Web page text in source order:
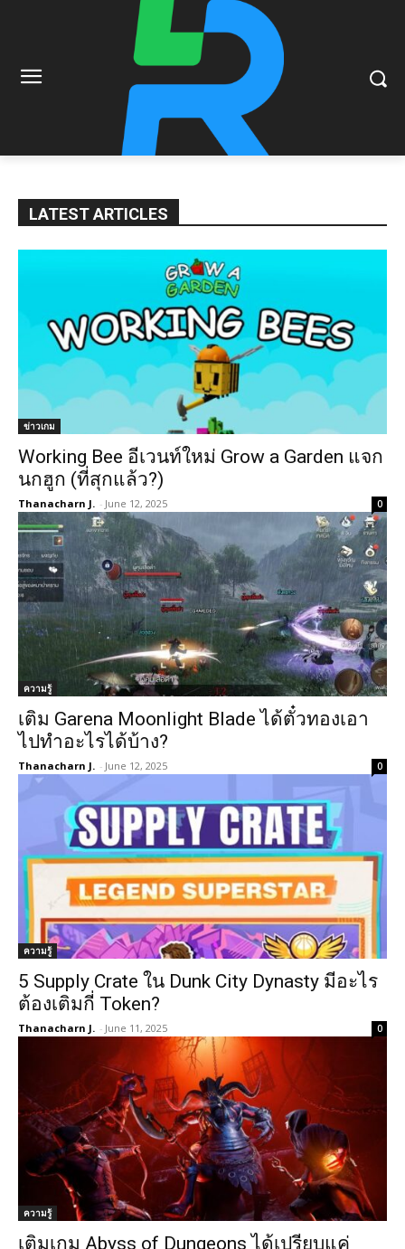
LATEST ARTICLES
ข่าวเกม
Working Bee อีเวนท์ใหม่ Grow a Garden แจก
นกฮูก (ที่สุกแล้ว?)
Thanacharn J. - June 12, 2025 0
ความรู้
เติม Garena Moonlight Blade ได้ตั๋วทองเอา
ไปทำอะไรได้บ้าง?
Thanacharn J. - June 12, 2025 0
ความรู้
5 Supply Crate ใน Dunk City Dynasty มีอะไร
ต้องเติมกี่ Token?
Thanacharn J. - June 11, 2025 0
ความรู้
เติมเกม Abyss of Dungeons ได้เปรียบแค่